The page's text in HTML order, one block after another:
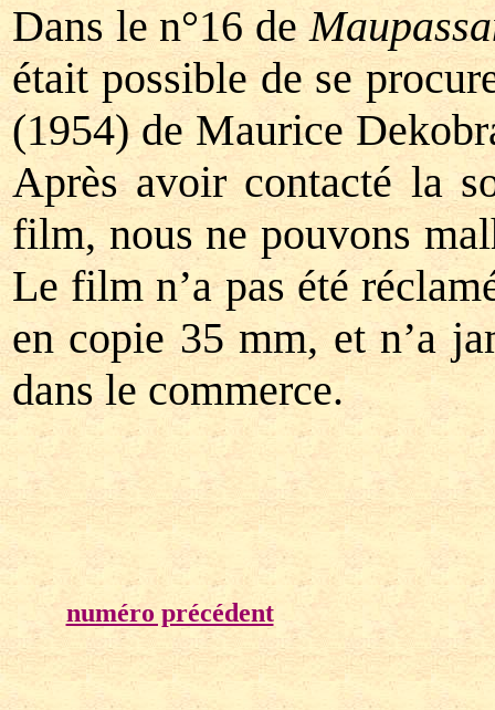
Dans le n°16 de
était possible de se
(1954) de Maurice
Après avoir contacté la
film, nous ne pouvons
Le film n’a pas été
en copie 35 mm, et n’a
dans le commerce.
numéro précédent